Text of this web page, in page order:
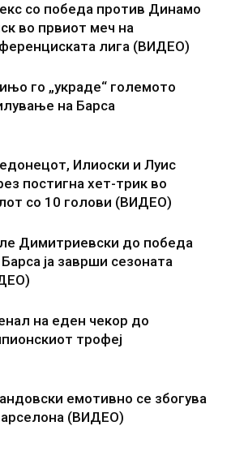
со победа против Динамо
во првиот меч на
лига (ВИДЕО)
го „украде“ големото
на Барса
Илиоски и Луис
постигна хет-трик во
со 10 голови (ВИДЕО)
Димитриевски до победа
ја заврши сезоната
на еден чекор до
трофеј
емотивно се збогува
(ВИДЕО)